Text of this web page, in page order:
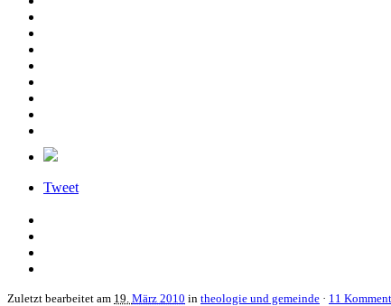
Tweet
Zuletzt bearbeitet am 19. März 2010 in theologie und gemeinde · 11